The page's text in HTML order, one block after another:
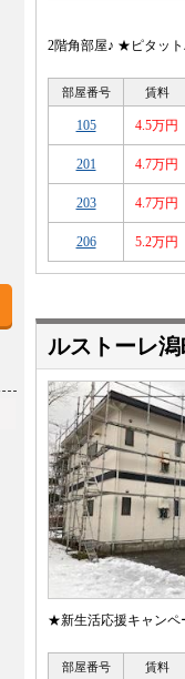
2階角部屋♪ ★ピタッ
部屋番号 賃料
105 4.5万円
201 4.7万円
203 4.7万円
206 5.2万円
ルストーレ
★新生活応援キャンペ
部屋番号 賃料